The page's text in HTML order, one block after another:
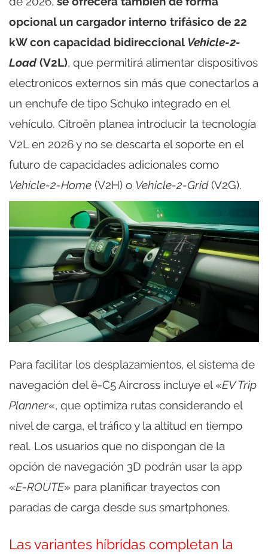
opcional un cargador interno trifásico de 22
kW con capacidad bidireccional Vehicle-2-
Load(V2L), que permitirá alimentar dispositivos
electronicos externos sin más que conectarlos a
un enchufe de tipo Schuko integrado en el
vehículo. Citroën planea introducir la tecnología
V2L en 2026 y no se descarta el soporte en el
futuro de capacidades adicionales como
Vehicle-2-Home (V2H) o Vehicle-2-Grid(V2G).
Para facilitar los desplazamientos, el sistema de
navegación del ë-C5 Aircross incluye el «EV Trip
Planner«, que optimiza rutas considerando el
nivel de carga, el tráfico y la altitud en tiempo
real. Los usuarios que no dispongan de la
opción de navegación 3D podrán usar la app
«E-ROUTE» para planificar trayectos con
paradas de carga desde sus smartphones.
Las variantes híbridas completan la